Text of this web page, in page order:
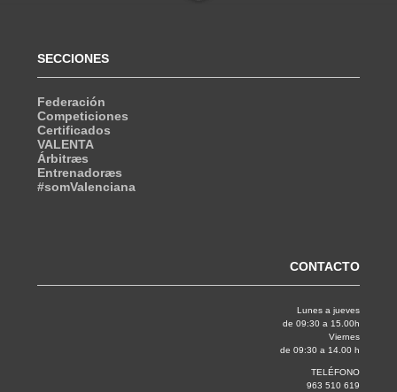
SECCIONES
Federación
Competiciones
Certificados
VALENTA
Árbitræs
Entrenadoræs
#somValenciana
CONTACTO
Lunes a jueves
de 09:30 a 15.00h
Viernes
de 09:30 a 14.00 h
TELÉFONO
963 510 619